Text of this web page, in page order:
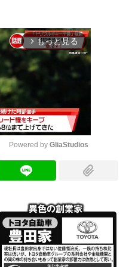
arrow_forward_ios もっと見る
Powered by GliaStudios